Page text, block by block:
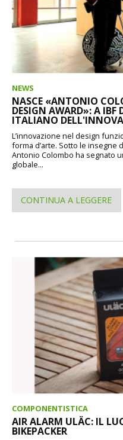
NEWS
NASCE «ANTONIO
DESIGN AWARD»: A IBF
ITALIANO
L’innovazione nel design
forma d’arte. Sotto le insegne
Antonio Colombo ha segnato
globale...
CONTINUA A LEGGERE
COMPONENTISTICA
AIR ALARM ULÄC: IL
BIKEPACKER